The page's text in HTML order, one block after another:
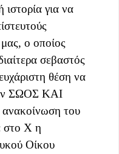
για να
ο οποίος
σεβαστός
θέση να
ΣΩΟΣ ΚΑΙ
του
στο Χ η
Οίκου